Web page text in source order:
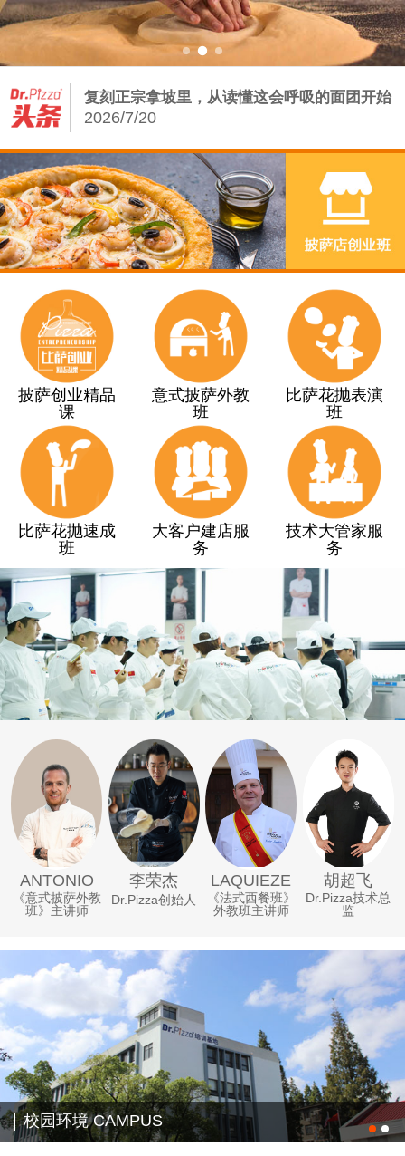
量密码
2026/8/5
披萨店如何借力手工汉堡炸鸡，打赢存量争夺
复刻正宗拿坡里，从读懂这会呼吸的面团开始
2026/7/20
Dr.Pizza2026第三季度培训课程排期：从0
2026/7/13
从饼底到堡胚：披萨店の手工基因——汉堡增
量密码
2026/8/5
披萨创业精品
课
意式披萨外教
班
比萨花抛表演
班
比萨花抛速成
班
大客户建店服
务
技术大管家服
务
ANTONIO
《意式披萨外教
班》主讲师
李荣杰
Dr.Pizza创始人
LAQUIEZE
《法式西餐班》
外教班主讲师
胡超飞
Dr.Pizza技术总
监
校园环境 CAMPUS